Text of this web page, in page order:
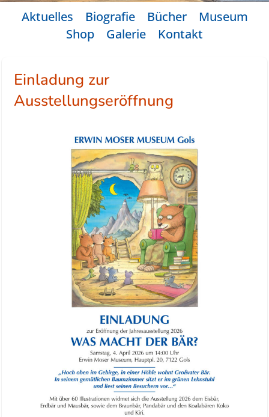
Aktuelles Biografie Bücher
Museum
Shop
Galerie Kontakt
Einladung zur
Ausstellungseröffnung